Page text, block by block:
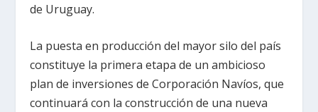
de Uruguay.
La puesta en producción del mayor silo del país
constituye la primera etapa de un ambicioso
plan de inversiones de Corporación Navíos, que
continuará con la construcción de una nueva